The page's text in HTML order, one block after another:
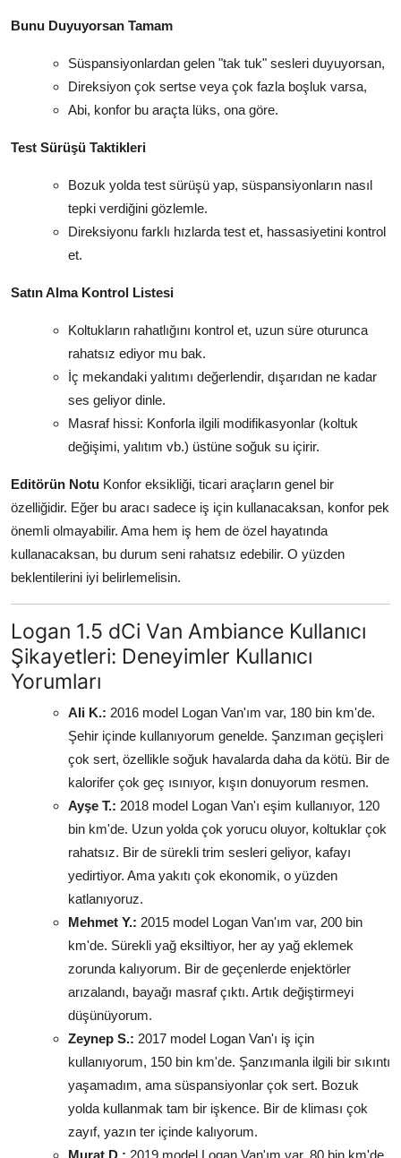
Bunu Duyuyorsan Tamam
Süspansiyonlardan gelen "tak tuk" sesleri duyuyorsan,
Direksiyon çok sertse veya çok fazla boşluk varsa,
Abi, konfor bu araçta lüks, ona göre.
Test Sürüşü Taktikleri
Bozuk yolda test sürüşü yap, süspansiyonların nasıl
tepki verdiğini gözlemle.
Direksiyonu farklı hızlarda test et, hassasiyetini kontrol
et.
Satın Alma Kontrol Listesi
Koltukların rahatlığını kontrol et, uzun süre oturunca
rahatsız ediyor mu bak.
İç mekandaki yalıtımı değerlendir, dışarıdan ne kadar
ses geliyor dinle.
Masraf hissi: Konforla ilgili modifikasyonlar (koltuk
değişimi, yalıtım vb.) üstüne soğuk su içirir.
Editörün Notu Konfor eksikliği, ticari araçların genel bir
özelliğidir. Eğer bu aracı sadece iş için kullanacaksan, konfor pek
önemli olmayabilir. Ama hem iş hem de özel hayatında
kullanacaksan, bu durum seni rahatsız edebilir. O yüzden
beklentilerini iyi belirlemelisin.
Logan 1.5 dCi Van Ambiance Kullanıcı
Şikayetleri: Deneyimler Kullanıcı
Yorumları
Ali K.: 2016 model Logan Van'ım var, 180 bin km'de.
Şehir içinde kullanıyorum genelde. Şanzıman geçişleri
çok sert, özellikle soğuk havalarda daha da kötü. Bir de
kalorifer çok geç ısınıyor, kışın donuyorum resmen.
Ayşe T.: 2018 model Logan Van'ı eşim kullanıyor, 120
bin km'de. Uzun yolda çok yorucu oluyor, koltuklar çok
rahatsız. Bir de sürekli trim sesleri geliyor, kafayı
yedirtiyor. Ama yakıtı çok ekonomik, o yüzden
katlanıyoruz.
Mehmet Y.: 2015 model Logan Van'ım var, 200 bin
km'de. Sürekli yağ eksiltiyor, her ay yağ eklemek
zorunda kalıyorum. Bir de geçenlerde enjektörler
arızalandı, bayağı masraf çıktı. Artık değiştirmeyi
düşünüyorum.
Zeynep S.: 2017 model Logan Van'ı iş için
kullanıyorum, 150 bin km'de. Şanzımanla ilgili bir sıkıntı
yaşamadım, ama süspansiyonlar çok sert. Bozuk
yolda kullanmak tam bir işkence. Bir de kliması çok
zayıf, yazın ter içinde kalıyorum.
Murat D.: 2019 model Logan Van'ım var, 80 bin km'de.